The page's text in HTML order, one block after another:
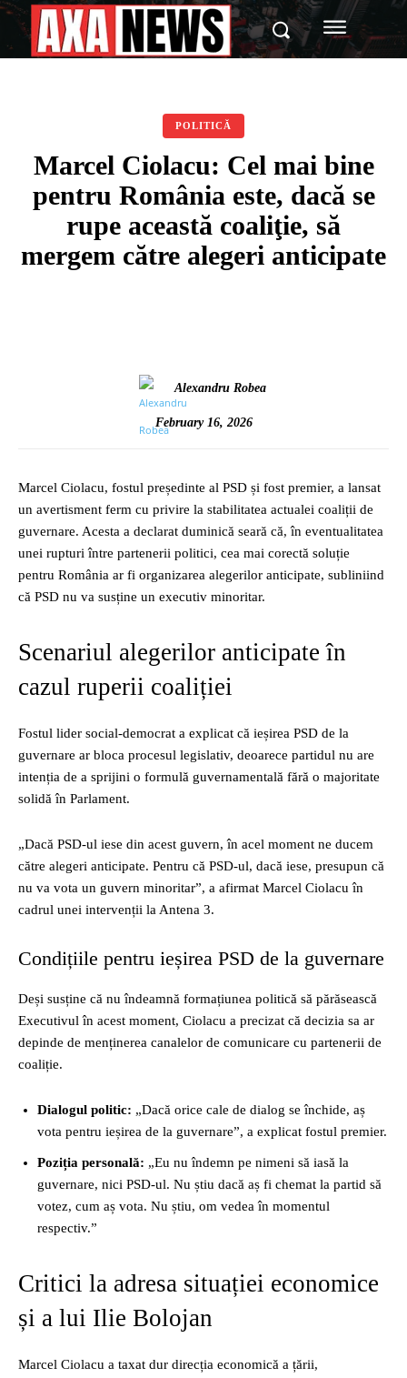
POLITICĂ
Marcel Ciolacu: Cel mai bine
pentru România este, dacă se
rupe această coaliţie, să
mergem către alegeri anticipate
Alexandru Robea
February 16, 2026
Marcel Ciolacu, fostul președinte al PSD și fost premier, a lansat
un avertisment ferm cu privire la stabilitatea actualei coaliții de
guvernare. Acesta a declarat duminică seară că, în eventualitatea
unei rupturi între partenerii politici, cea mai corectă soluție
pentru România ar fi organizarea alegerilor anticipate, subliniind
că PSD nu va susține un executiv minoritar.
Scenariul alegerilor anticipate în
cazul ruperii coaliției
Fostul lider social-democrat a explicat că ieșirea PSD de la
guvernare ar bloca procesul legislativ, deoarece partidul nu are
intenția de a sprijini o formulă guvernamentală fără o majoritate
solidă în Parlament.
„Dacă PSD-ul iese din acest guvern, în acel moment ne ducem
către alegeri anticipate. Pentru că PSD-ul, dacă iese, presupun că
nu va vota un guvern minoritar”, a afirmat Marcel Ciolacu în
cadrul unei intervenții la Antena 3.
Condițiile pentru ieșirea PSD de la guvernare
Deși susține că nu îndeamnă formațiunea politică să părăsească
Executivul în acest moment, Ciolacu a precizat că decizia sa ar
depinde de menținerea canalelor de comunicare cu partenerii de
coaliție.
Dialogul politic: „Dacă orice cale de dialog se închide, aș
vota pentru ieșirea de la guvernare”, a explicat fostul premier.
Poziția personală: „Eu nu îndemn pe nimeni să iasă la
guvernare, nici PSD-ul. Nu știu dacă aș fi chemat la partid să
votez, cum aș vota. Nu știu, om vedea în momentul
respectiv.”
Critici la adresa situației economice
și a lui Ilie Bolojan
Marcel Ciolacu a taxat dur direcția economică a țării,